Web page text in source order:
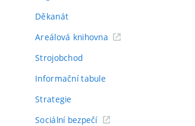
Děkanát
Areálová knihovna
Strojobchod
Informační tabule
Strategie
Sociální bezpečí